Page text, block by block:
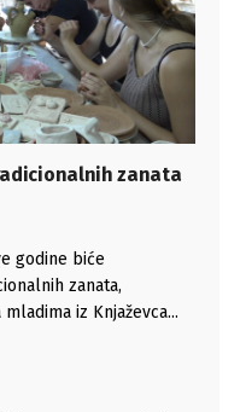
zanata
godine biće
zanata,
iz Knjaževca...